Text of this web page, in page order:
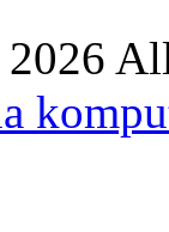
2026